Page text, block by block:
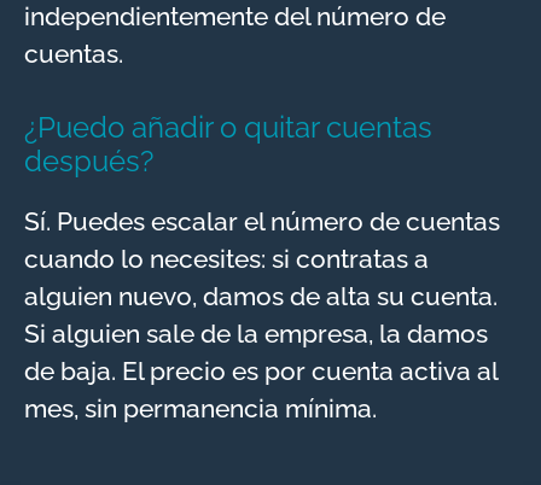
independientemente del número de
cuentas.
¿Puedo añadir o quitar cuentas
después?
Sí. Puedes escalar el número de cuentas
cuando lo necesites: si contratas a
alguien nuevo, damos de alta su cuenta.
Si alguien sale de la empresa, la damos
de baja. El precio es por cuenta activa al
mes, sin permanencia mínima.